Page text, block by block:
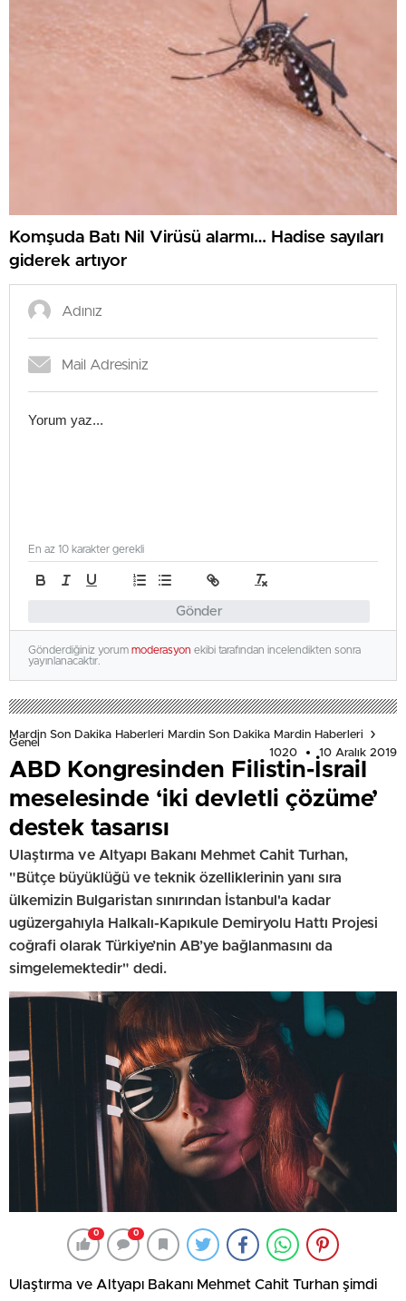
Komşuda Batı Nil Virüsü alarmı… Hadise sayıları
giderek artıyor
Gönder
En az 10 karakter gerekli
Gönderdiğiniz yorum moderasyon ekibi tarafından incelendikten sonra
yayınlanacaktır.
Mardin Son Dakika Haberleri Mardin Son Dakika Mardin Haberleri
Genel
1020
10 Aralık 2019
ABD Kongresinden Filistin-İsrail
meselesinde ‘iki devletli çözüme’
destek tasarısı
Ulaştırma ve Altyapı Bakanı Mehmet Cahit Turhan,
"Bütçe büyüklüğü ve teknik özelliklerinin yanı sıra
ülkemizin Bulgaristan sınırından İstanbul'a kadar
ugüzergahıyla Halkalı-Kapıkule Demiryolu Hattı Projesi
coğrafi olarak Türkiye’nin AB’ye bağlanmasını da
simgelemektedir" dedi.
0 0
Ulaştırma ve Altyapı Bakanı Mehmet Cahit Turhan şimdi